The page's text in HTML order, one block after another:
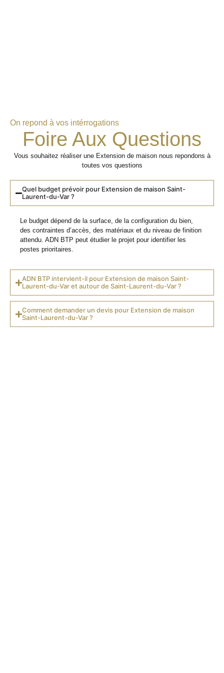
On repond à vos intérrogations
Foire Aux Questions
Vous souhaitez réaliser une Extension de maison nous repondons à
toutes vos questions
Quel budget prévoir pour Extension de maison Saint-
Laurent-du-Var ?
Le budget dépend de la surface, de la configuration du bien,
des contraintes d’accès, des matériaux et du niveau de finition
attendu. ADN BTP peut étudier le projet pour identifier les
postes prioritaires.
ADN BTP intervient-il pour Extension de maison Saint-
Laurent-du-Var et autour de Saint-Laurent-du-Var ?
Comment demander un devis pour Extension de maison
Saint-Laurent-du-Var ?